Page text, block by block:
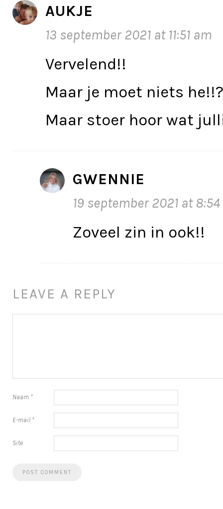
AUKJE
13 september 2021 at 11:51 am
Vervelend!!
Maar je moet niets he!!?
Maar stoer hoor wat
GWENNIE
19 september 2021 at
Zoveel zin in ook!!
LEAVE A REPLY
Naam *
E-mail *
Site